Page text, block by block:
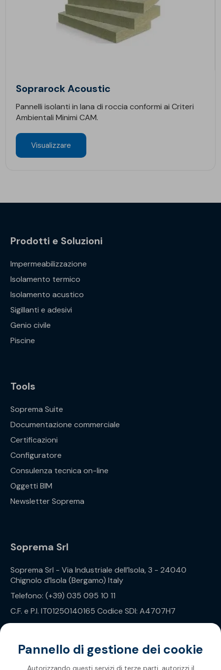
Soprarock Acoustic
Pannelli isolanti in lana di roccia conformi ai Criteri
Ambientali Minimi CAM.
Visualizzare
Prodotti e Soluzioni
Impermeabilizzazione
Isolamento termico
Isolamento acustico
Sigillanti e adesivi
Genio civile
Piscine
Tools
Soprema Suite
Documentazione commerciale
Certificazioni
Configuratore
Consulenza tecnica on-line
Oggetti BIM
Newsletter Soprema
Soprema Srl
Soprema Srl - Via Industriale dell’Isola, 3 - 24040
Chignolo d’Isola (Bergamo) Italy
Telefono: (+39) 035 095 10 11
C.F. e P.I. IT01250140165 Codice SDI: A4707H7
Privacy Policy
Pannello di gestione dei cookie
Autorizzando questi servizi di terze parti, autorizzi il